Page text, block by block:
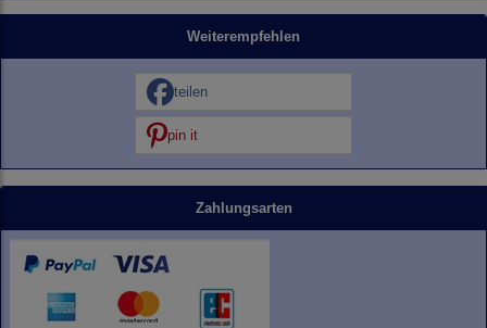
Weiterempfehlen
teilen
pin it
Zahlungsarten